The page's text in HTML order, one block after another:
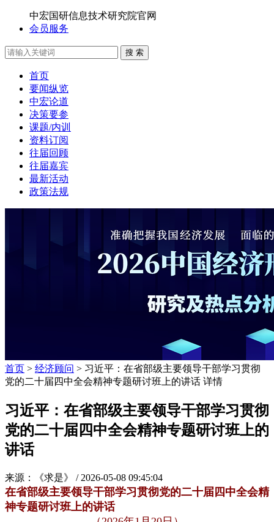
中宏国研信息技术研究院官网
会员服务
搜 索
首页
要闻纵览
中宏论道
决策要参
课题/内训
资料订阅
往届回顾
往届嘉宾
最新活动
政策法规
首页 > 经济顾问 > 习近平：在省部级主要领导干部学习贯彻
党的二十届四中全会精神专题研讨班上的讲话 详情
习近平：在省部级主要领导干部学习贯彻
党的二十届四中全会精神专题研讨班上的
讲话
来源：《求是》 / 2026-05-08 09:45:04
在省部级主要领导干部学习贯彻党的二十届四中全会精
神专题研讨班上的讲话